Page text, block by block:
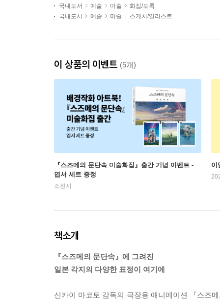
국내도서
예술 미술
화집/도록
국내도서
예술 미술 스케치/일러스트
이 상품의 이벤트 (5개)
『스즈메의 문단속 미술화집』출간 기념 이벤트 -
엽서 세트 증정
소진시
이
책소개
『스즈메의 문단속』에 그려진
일본 각지의 다양한 표정이 여기에
신카이 마코토 감독의 극장용 애니메이션 『스즈